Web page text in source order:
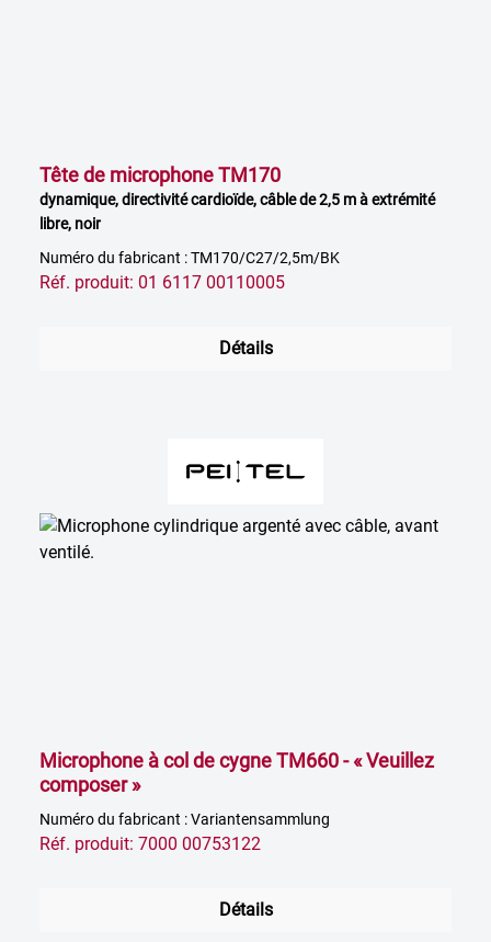
Tête de microphone TM170
dynamique, directivité cardioïde, câble de 2,5 m à extrémité
libre, noir
Numéro du fabricant : TM170/C27/2,5m/BK
Réf. produit: 01 6117 00110005
Détails
Microphone à col de cygne TM660 - « Veuillez
composer »
Numéro du fabricant : Variantensammlung
Réf. produit: 7000 00753122
Détails